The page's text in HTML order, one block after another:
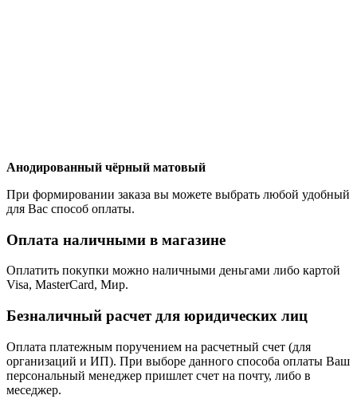
Анодированный чёрный матовый
При формировании заказа вы можете выбрать любой удобный
для Вас способ оплаты.
Оплата наличными в магазине
Оплатить покупки можно наличными деньгами либо картой
Visa, MasterCard, Мир.
Безналичный расчет для юридических лиц
Оплата платежным поручением на расчетный счет (для
организаций и ИП). При выборе данного способа оплаты Ваш
персональный менеджер пришлет счет на почту, либо в
меседжер.